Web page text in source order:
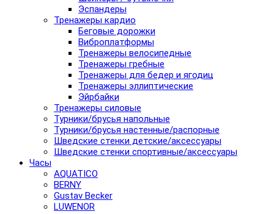
Эспандеры
Тренажеры кардио
Беговые дорожки
Виброплатформы
Тренажеры велосипедные
Тренажеры гребные
Тренажеры для бедер и ягодиц
Тренажеры эллиптические
Эйрбайки
Тренажеры силовые
Турники/брусья напольные
Турники/брусья настенные/распорные
Шведские стенки детские/аксессуары
Шведские стенки спортивные/аксессуары
Часы
AQUATICO
BERNY
Gustav Becker
LUWENOR